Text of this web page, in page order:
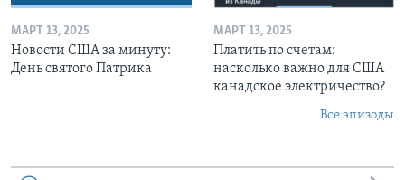
МАРТ 13, 2025
Новости США за минуту:
День святого Патрика
МАРТ 13, 2025
Платить по счетам:
насколько важно для США
канадское электричество?
Все эпизоды